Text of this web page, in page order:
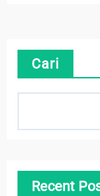
Cari
Recent